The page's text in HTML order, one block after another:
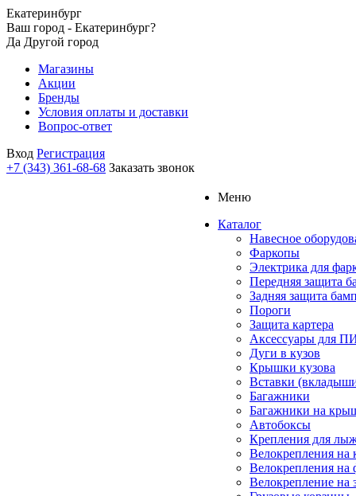
Екатеринбург
Ваш город - Екатеринбург?
Да Другой город
Магазины
Акции
Бренды
Условия оплаты и доставки
Вопрос-ответ
Вход Регистрация
+7 (343) 361-68-68 Заказать звонок
Меню
Каталог
Навесное
Фаркопы
Электрика для
Передняя защита
Задняя защита
Пороги
Защита картера
Аксессуары для
Дуги в кузов
Крышки кузова
Вставки
Багажники
Багажники на
Автобоксы
Крепления для
Велокрепления
Велокрепления на
Велокрепление на